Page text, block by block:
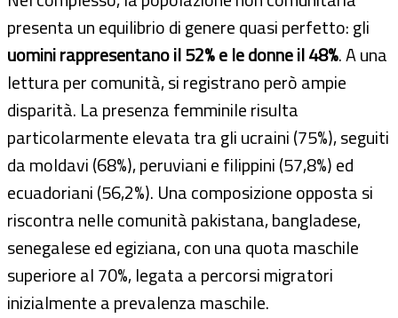
presenta un equilibrio di genere quasi perfetto: gli
uomini rappresentano il 52% e le donne il 48%. A una
lettura per comunità, si registrano però ampie
disparità. La presenza femminile risulta
particolarmente elevata tra gli ucraini (75%), seguiti
da moldavi (68%), peruviani e filippini (57,8%) ed
ecuadoriani (56,2%). Una composizione opposta si
riscontra nelle comunità pakistana, bangladese,
senegalese ed egiziana, con una quota maschile
superiore al 70%, legata a percorsi migratori
inizialmente a prevalenza maschile.